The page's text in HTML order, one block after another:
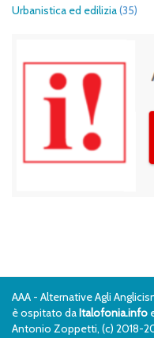
Urbanistica ed edilizia(35)
AAA - Alternative Agli
è ospitato daItalofonia.info
Antonio Zoppetti, (c) 2018-